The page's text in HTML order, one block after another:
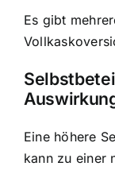
Es gibt
Eine höhere
kann zu einer